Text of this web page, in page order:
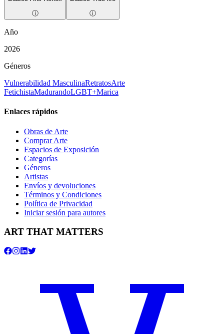
ⓘ
ⓘ
Año
2026
Géneros
Vulnerabilidad MasculinaRetratosArte
FetichistaMadurandoLGBT+Marica
Enlaces rápidos
Obras de Arte
Comprar Arte
Espacios de Exposición
Categorías
Géneros
Artistas
Envíos y devoluciones
Términos y Condiciones
Política de Privacidad
Iniciar sesión para autores
ART THAT MATTERS